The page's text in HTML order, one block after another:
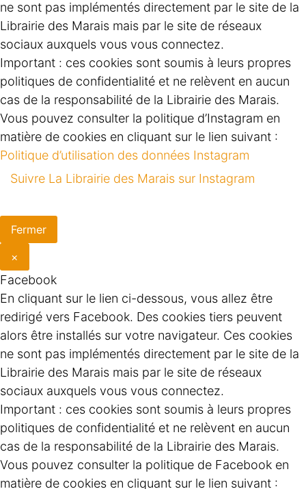
ne sont pas implémentés directement par le site de la
Librairie des Marais mais par le site de réseaux
sociaux auxquels vous vous connectez.
Important : ces cookies sont soumis à leurs propres
politiques de confidentialité et ne relèvent en aucun
cas de la responsabilité de la Librairie des Marais.
Vous pouvez consulter la politique d’Instagram en
matière de cookies en cliquant sur le lien suivant :
Politique d’utilisation des données Instagram
Suivre La Librairie des Marais sur Instagram
Fermer
×
Facebook
En cliquant sur le lien ci-dessous, vous allez être
redirigé vers Facebook. Des cookies tiers peuvent
alors être installés sur votre navigateur. Ces cookies
ne sont pas implémentés directement par le site de la
Librairie des Marais mais par le site de réseaux
sociaux auxquels vous vous connectez.
Important : ces cookies sont soumis à leurs propres
politiques de confidentialité et ne relèvent en aucun
cas de la responsabilité de la Librairie des Marais.
Vous pouvez consulter la politique de Facebook en
matière de cookies en cliquant sur le lien suivant :